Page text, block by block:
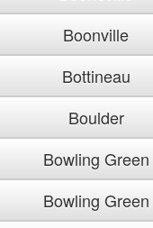
Boonville
Bottineau
Boulder
Bowling Green
Bowling Green